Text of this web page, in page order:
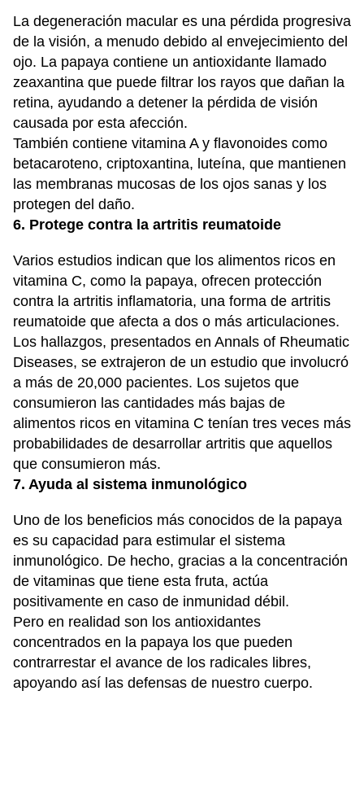
La degeneración macular es una pérdida progresiva
de la visión, a menudo debido al envejecimiento del
ojo. La papaya contiene un antioxidante llamado
zeaxantina que puede filtrar los rayos que dañan la
retina, ayudando a detener la pérdida de visión
causada por esta afección.
También contiene vitamina A y flavonoides como
betacaroteno, criptoxantina, luteína, que mantienen
las membranas mucosas de los ojos sanas y los
protegen del daño.
6. Protege contra la artritis reumatoide
Varios estudios indican que los alimentos ricos en
vitamina C, como la papaya, ofrecen protección
contra la artritis inflamatoria, una forma de artritis
reumatoide que afecta a dos o más articulaciones.
Los hallazgos, presentados en Annals of Rheumatic
Diseases, se extrajeron de un estudio que involucró
a más de 20,000 pacientes. Los sujetos que
consumieron las cantidades más bajas de
alimentos ricos en vitamina C tenían tres veces más
probabilidades de desarrollar artritis que aquellos
que consumieron más.
7. Ayuda al sistema inmunológico
Uno de los beneficios más conocidos de la papaya
es su capacidad para estimular el sistema
inmunológico. De hecho, gracias a la concentración
de vitaminas que tiene esta fruta, actúa
positivamente en caso de inmunidad débil.
Pero en realidad son los antioxidantes
concentrados en la papaya los que pueden
contrarrestar el avance de los radicales libres,
apoyando así las defensas de nuestro cuerpo.